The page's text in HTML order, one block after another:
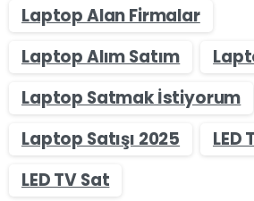
Laptop Alan Firmalar
Laptop Alım Satım
Laptop Satmak İstiyorum
Laptop Satışı 2025
LED
LED TV Sat